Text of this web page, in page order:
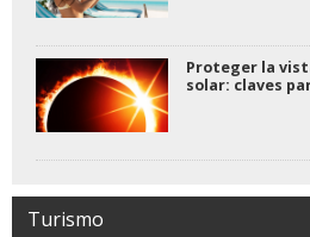
Proteger la
solar: claves
Turismo